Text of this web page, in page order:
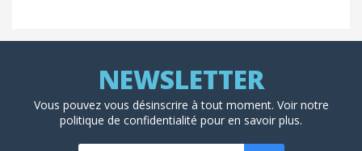
Vous pouvez vous désinscrire à tout moment. Voir notre
politique de confidentialité pour en savoir plus.